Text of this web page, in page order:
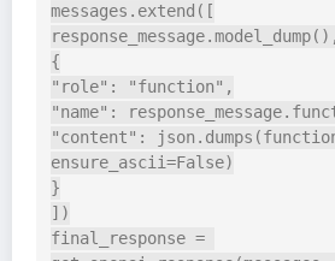
messages.extend([
response_message.model_dump(),
{
"role": "function",
"name":
"content":
ensure_ascii=False)
}
])
final_response =